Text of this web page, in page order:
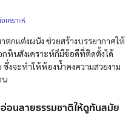
เคราะห์
ตกแต่งผนัง ช่วยสร้างบรรยากาศให้
กหินสังเคราะห์ก็มีข้อดีที่ติดตั้งได้
ซึ่งจะทำให้ห้องน้ำคงความสวยงาม
น
อนลายธรรมชาติให้ดูทันสมัย